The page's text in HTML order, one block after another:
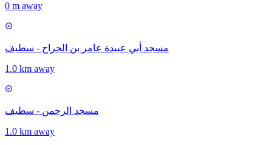
0 m away
مسجد أبي عبيدة عامر بن الجراح - سطيف
1.0 km away
مسجد الرحمن - سطيف
1.0 km away